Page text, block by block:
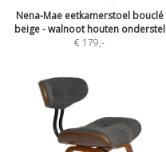
Nena-Mae eetkamerstoel bouclé
beige - walnoot houten onderstel
€ 179,-